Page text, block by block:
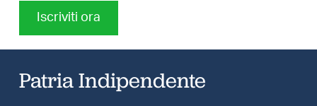
Iscriviti ora
Patria Indipendente